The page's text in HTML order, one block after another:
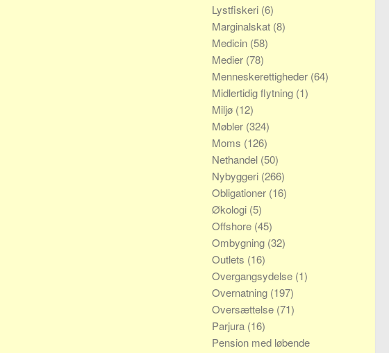
Lystfiskeri (6)
Marginalskat (8)
Medicin (58)
Medier (78)
Menneskerettigheder (64)
Midlertidig flytning (1)
Miljø (12)
Møbler (324)
Moms (126)
Nethandel (50)
Nybyggeri (266)
Obligationer (16)
Økologi (5)
Offshore (45)
Ombygning (32)
Outlets (16)
Overgangsydelse (1)
Overnatning (197)
Oversættelse (71)
Parjura (16)
Pension med løbende